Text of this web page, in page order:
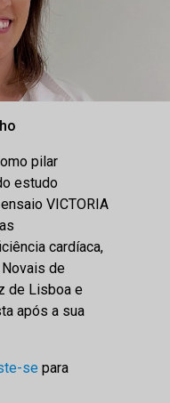
pilar
estudo
VICTORIA
cardíaca,
de
de Lisboa e
após a sua
se para